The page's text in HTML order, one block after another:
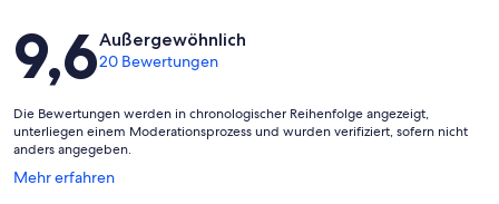
Bewertungen
9,6Außergewöhnlich
20 Bewertungen
Die Bewertungen werden in chronologischer Reihenfolge angezeigt,
unterliegen einem Moderationsprozess und wurden verifiziert, sofern nicht
anders angegeben.
Mehr erfahren
Wird